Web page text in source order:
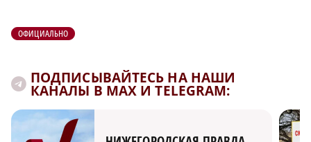
ОФИЦИАЛЬНО
ПОДПИСЫВАЙТЕСЬ НА НАШИ
КАНАЛЫ В MAX И TELEGRAM: